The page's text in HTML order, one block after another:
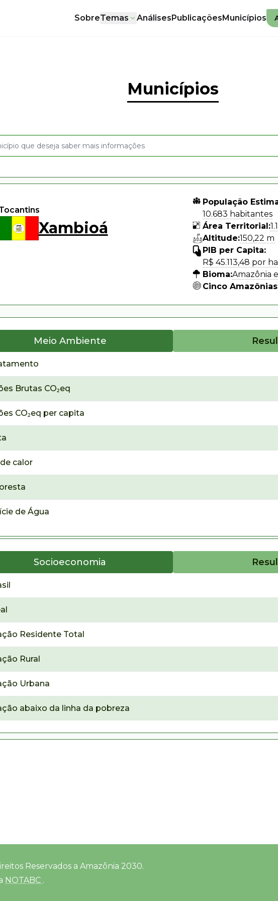
SobreTemas AnálisesPublicaçõesMunicípios
Municípios
Xambioá
População
10.683 habitantes
Área Territorial:
Altitude:150,22 m
PIB per Capita:
R$ 45.113,48 por
Bioma:Amazônia
Cinco
Meio Ambiente
Brutas CO₂eq
CO₂eq per capita
calor
de Água
Socioeconomia
Residente Total
Rural
Urbana
abaixo da linha da pobreza
Reservados a Amazônia 2030.
NOTABC .